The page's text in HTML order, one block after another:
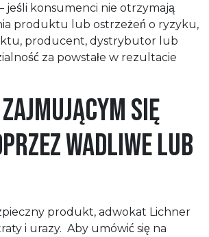
jeśli konsumenci nie otrzymają
produktu lub ostrzeżeń o ryzyku,
producent, dystrybutor lub
za powstałe w rezultacie
Się
Wadliwe Lub
produkt, adwokat Lichner
i urazy. Aby umówić się na